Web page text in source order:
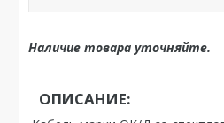
Наличие товара уточняйте.
ОПИСАНИЕ: